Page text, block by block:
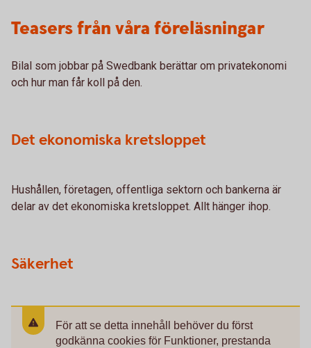
Teasers från våra föreläsningar
Bilal som jobbar på Swedbank berättar om privatekonomi
och hur man får koll på den.
Det ekonomiska kretsloppet
Hushållen, företagen, offentliga sektorn och bankerna är
delar av det ekonomiska kretsloppet. Allt hänger ihop.
Säkerhet
För att se detta innehåll behöver du först
godkänna cookies för Funktioner, prestanda